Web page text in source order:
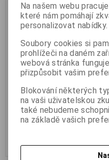
Rukavice FORCE WOLFIE KID,
růžové
Výrobce:Force
Katalogové číslo: 9053253
Dodací lhůta (dnů) 1 -7
Skladem:4 pár
127 Kč
Sleva: 14 %
Na našem webu
které nám pomáhají
personalizovat nabídky.
Soubory cookies si
prohlížeči na daném
webová stránka
přizpůsobit vašim
Blokování některých
na vaši uživatelskou
také nebudeme
na základě vašich